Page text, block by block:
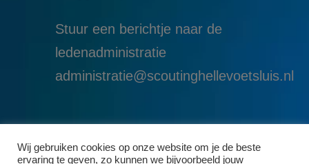
Stuur een berichtje naar de
ledenadministratie
administratie@scoutinghellevoetsluis.nl
Wij gebruiken cookies op onze website om je de beste
ervaring te geven, zo kunnen we bijvoorbeeld jouw